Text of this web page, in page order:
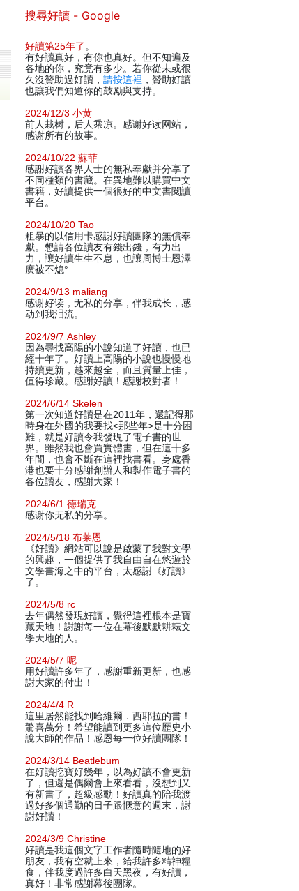
搜尋好讀 - Google
好讀第25年了 。
有好讀真好，有你也真好。但不知遍及
各地的你，究竟有多少。若你從未或很
久沒贊助過好讀， 請按這裡 ，贊助好讀
也讓我們知道你的鼓勵與支持。
2024/12/3 小黄
前人栽树，后人乘凉。感谢好读网站，
感谢所有的故事。
2024/10/22 蘇菲
感謝好讀各界人士的無私奉獻并分享了
不同種類的書藏。在異地難以購買中文
書籍，好讀提供一個很好的中文書閱讀
平台。
2024/10/20 Tao
粗暴的以信用卡感謝好讀團隊的無償奉
獻。懇請各位讀友有錢出錢，有力出
力，讓好讀生生不息，也讓周博士恩澤
廣被不熄°
2024/9/13 maliang
感谢好读，无私的分享，伴我成长，感
动到我泪流。
2024/9/7 Ashley
因為尋找高陽的小說知道了好讀，也已
經十年了。好讀上高陽的小說也慢慢地
持續更新，越來越全，而且質量上佳，
值得珍藏。感謝好讀！感謝校對者！
2024/6/14 Skelen
第一次知道好讀是在2011年，還記得那
時身在外國的我要找<那些年>是十分困
難，就是好讀令我發現了電子書的世
界。雖然我也會買實體書，但在這十多
年間，也會不斷在這裡找書看。身處香
港也要十分感謝創辦人和製作電子書的
各位讀友，感謝大家！
2024/6/1 德瑞克
感谢你无私的分享。
2024/5/18 布莱恩
《好讀》網站可以說是啟蒙了我對文學
的興趣，一個提供了我自由自在悠遊於
文學書海之中的平台，太感謝《好讀》
了。
2024/5/8 rc
去年偶然發現好讀，覺得這裡根本是寶
藏天地！謝謝每一位在幕後默默耕耘文
學天地的人。
2024/5/7 呢
用好讀許多年了，感謝重新更新，也感
謝大家的付出！
2024/4/4 R
這里居然能找到哈維爾．西耶拉的書！
驚喜萬分！希望能讀到更多這位歷史小
說大師的作品！感恩每一位好讀團隊！
2024/3/14 Beatlebum
在好讀挖寶好幾年，以為好讀不會更新
了，但還是偶爾會上來看看，沒想到又
有新書了，超級感動！好讀真的陪我渡
過好多個通勤的日子跟愜意的週末，謝
謝好讀！
2024/3/9 Christine
好讀是我這個文字工作者隨時隨地的好
朋友，我有空就上來，給我許多精神糧
食，伴我度過許多白天黑夜，有好讀，
真好！非常感謝幕後團隊。